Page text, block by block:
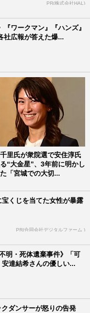
PR(株式会社HAL)
『ワークマン』『ハンズ』
社広報が答えた爆...
里氏が衆院選で安住淳氏
“大金星”、3年前に明かし
「宮城での大切...
宝くじを当てた女性が暴露
PR(合同会社デジタルファーム )
明・死体遺棄事件》「可
達結希さんの優しい...
ダンサーが怒りの告発